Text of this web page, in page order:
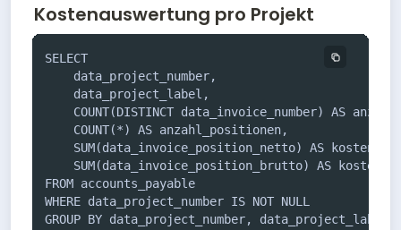
Kostenauswertung pro Projekt
SELECT
    data_project_number,
    data_project_label,
COUNT(DISTINCT data_invoice_number) AS
    COUNT(*) AS anzahl_positionen,
SUM(data_invoice_position_netto) AS
SUM(data_invoice_position_brutto) AS
FROM accounts_payable
WHERE data_project_number IS NOT NULL
GROUP BY data_project_number, data_project_label